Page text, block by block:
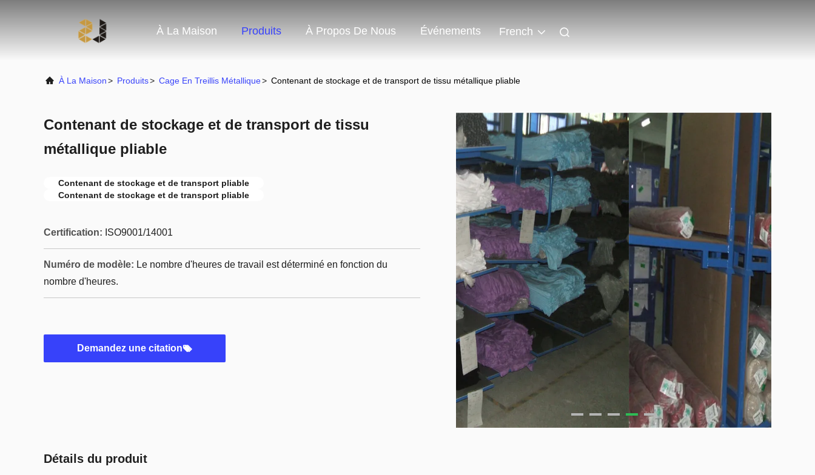
À La Maison Produits À Propos De Nous Événements French
À La Maison> Produits> Cage En Treillis Métallique> Contenant de stockage et de transport de tissu métallique pliable
Contenant de stockage et de transport de tissu
métallique pliable
Contenant de stockage et de transport pliable
Contenant de stockage et de transport pliable
Certification: ISO9001/14001
Numéro de modèle: Le nombre d'heures de travail est déterminé en fonction du
nombre d'heures.
Demandez une citation
Détails du produit